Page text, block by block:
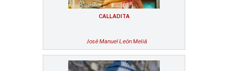
CALLADITA
José Manuel León Meliá